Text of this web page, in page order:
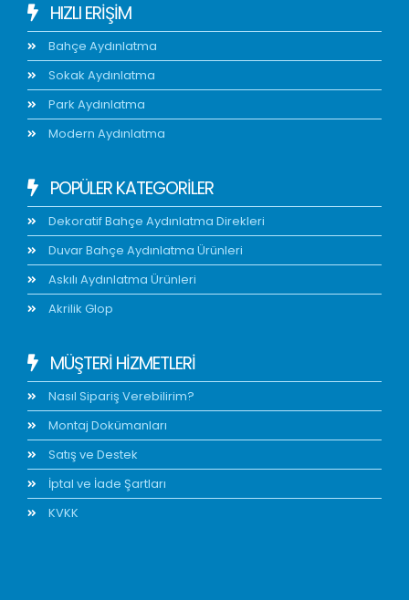
HIZLI ERIŞIM
Bahçe Aydınlatma
Sokak Aydınlatma
Park Aydınlatma
Modern Aydınlatma
POPÜLER KATEGORİLER
Dekoratif Bahçe Aydınlatma Direkleri
Duvar Bahçe Aydınlatma Ürünleri
Askılı Aydınlatma Ürünleri
Akrilik Glop
MÜŞTERİ HİZMETLERİ
Nasıl Sipariş Verebilirim?
Montaj Dokümanları
Satış ve Destek
İptal ve İade Şartları
KVKK